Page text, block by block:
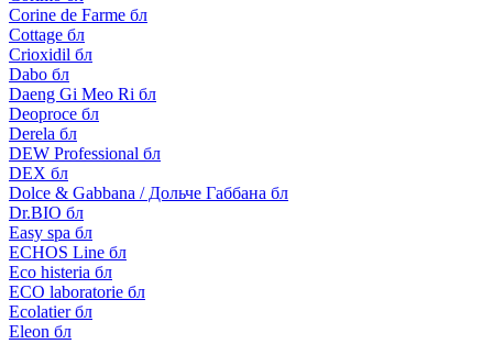
Corine de Farme бл
Cottage бл
Crioxidil бл
Dabo бл
Daeng Gi Meo Ri бл
Deoproce бл
Derela бл
DEW Professional бл
DEX бл
Dolce & Gabbana / Дольче Габбана бл
Dr.BIO бл
Easy spa бл
ECHOS Line бл
Eco histeria бл
ECO laboratorie бл
Ecolatier бл
Eleon бл